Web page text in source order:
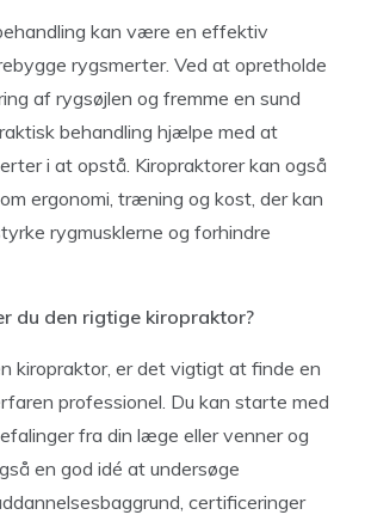
kan være en effektiv
rygsmerter. Ved at opretholde
af rygsøjlen og fremme en sund
behandling hjælpe med at
i at opstå. Kiropraktorer kan også
ergonomi, træning og kost, der kan
rygmusklerne og forhindre
du den rigtige kiropraktor?
kiropraktor, er det vigtigt at finde en
professionel. Du kan starte med
fra din læge eller venner og
en god idé at undersøge
certificeringer